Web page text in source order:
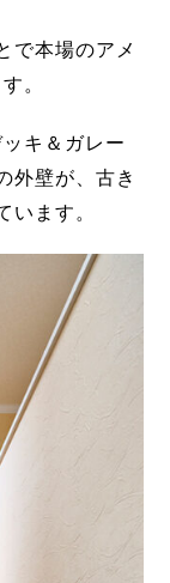
で本場のアメ
。
キ＆ガレー
外壁が、古き
います。